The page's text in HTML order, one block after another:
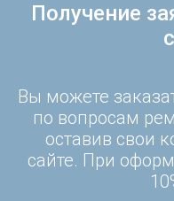
Получение
Вы можете
по вопросам
оставив свои
сайте. При